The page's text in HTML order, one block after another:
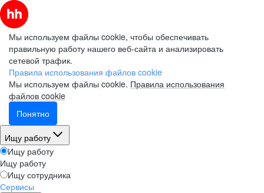
Мы используем файлы cookie, чтобы обеспечивать
правильную работу нашего веб-сайта и анализировать
сетевой трафик.
Правила использования файлов cookie
Мы используем файлы cookie. Правила использования
файлов cookie
Понятно
Ищу работу
Ищу работу
Ищу работу
Ищу сотрудника
Сервисы